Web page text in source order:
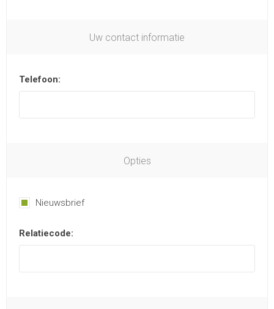
Uw contact informatie
Telefoon:
Opties
Nieuwsbrief
Relatiecode: